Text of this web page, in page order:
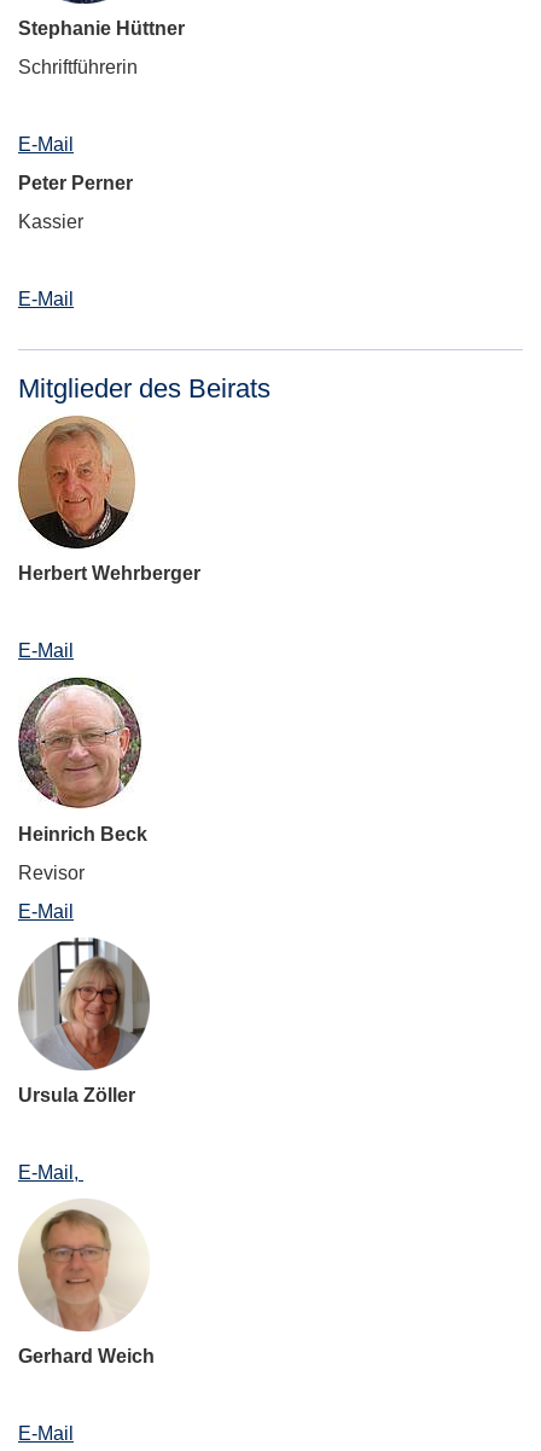
Stephanie Hüttner
Schriftführerin
E-Mail
Peter Perner
Kassier
E-Mail
Mitglieder des Beirats
Herbert Wehrberger
E-Mail
Heinrich Beck
Revisor
E-Mail
Ursula Zöller
E-Mail,
Gerhard Weich
E-Mail